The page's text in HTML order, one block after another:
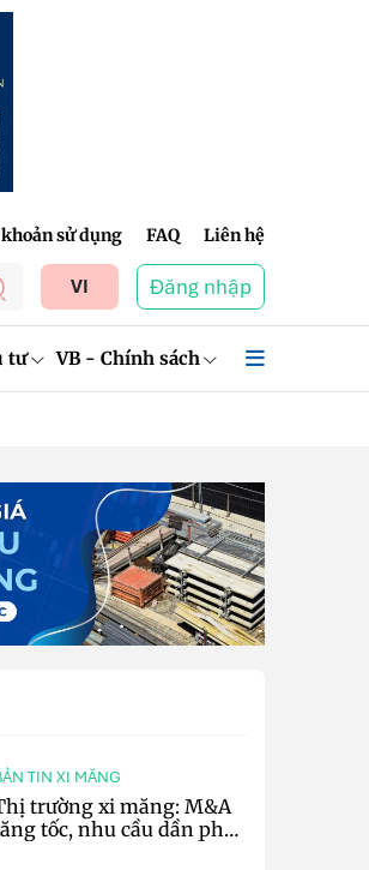
sử dụng FAQ Liên hệ
VI Đăng nhập
tư VB - Chính sách
TIN XI MĂNG
trường xi măng: M&A
tốc, nhu cầu dần phục